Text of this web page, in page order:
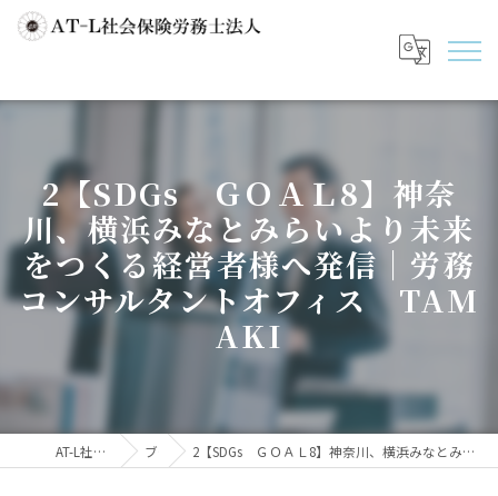
2【SDGs ＧＯＡＬ8】神奈
川、横浜みなとみらいより未来
をつくる経営者様へ発信｜労務
コンサルタントオフィス TAM
AKI
AT-L社会保険労務士法人 ブログ 2【SDGs ＧＯＡＬ8】神奈川、横浜みなとみらいより未来をつくる経営者様へ発信｜労務コンサルタントオフィス TAMAKI